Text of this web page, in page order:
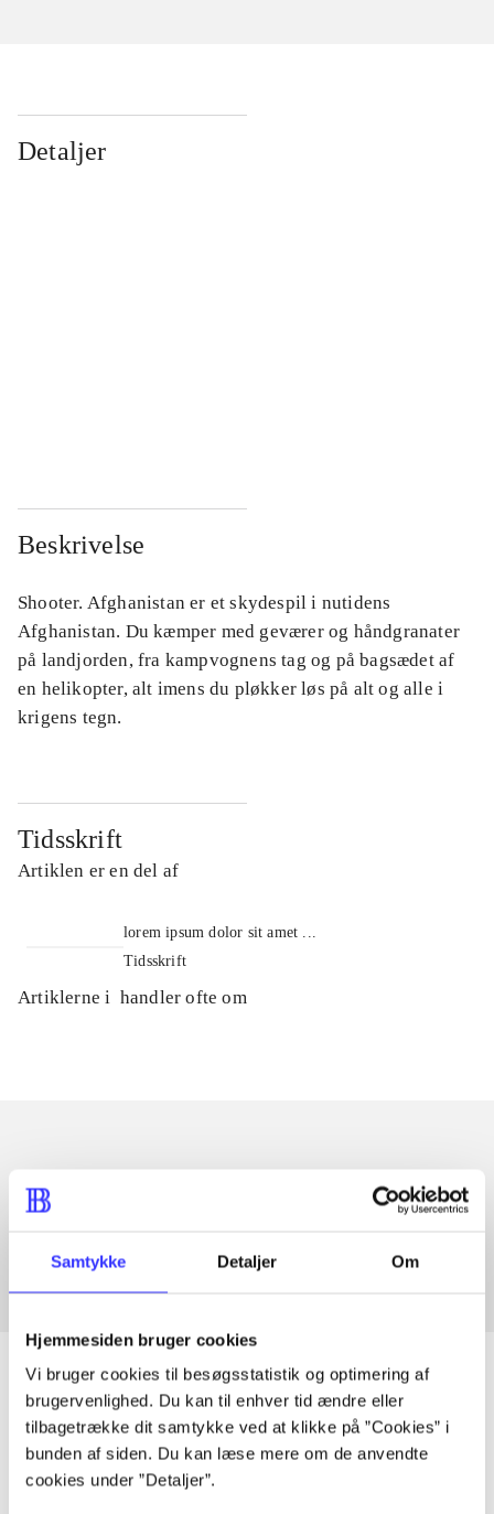
Samtykke Detaljer Om
Hjemmesiden bruger cookies
Vi bruger cookies til besøgsstatistik og optimering af
brugervenlighed. Du kan til enhver tid ændre eller
tilbagetrække dit samtykke ved at klikke på ”Cookies” i
bunden af siden. Du kan læse mere om de anvendte
cookies under ”Detaljer”.
Detaljer
Beskrivelse
Shooter. Afghanistan er et skydespil i nutidens
Afghanistan. Du kæmper med geværer og håndgranater
på landjorden, fra kampvognens tag og på bagsædet af
en helikopter, alt imens du pløkker løs på alt og alle i
krigens tegn.
Tidsskrift
Artiklen er en del af
lorem ipsum dolor sit amet ...
Tidsskrift
Artiklerne i handler ofte om
Artikler med samme emner
Fra
Artikler
Alle registrerede artikler fordelt på udgivelser